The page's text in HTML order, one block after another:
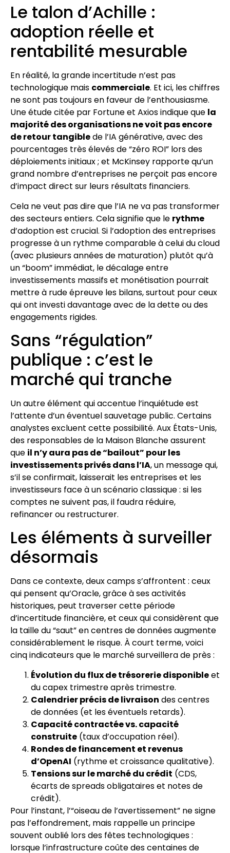
Le talon d’Achille :
adoption réelle et
rentabilité mesurable
En réalité, la grande incertitude n’est pas
technologique mais commerciale. Et ici, les chiffres
ne sont pas toujours en faveur de l’enthousiasme.
Une étude citée par Fortune et Axios indique que la
majorité des organisations ne voit pas encore
de retour tangiblede l’IA générative, avec des
pourcentages très élevés de “zéro ROI” lors des
déploiements initiaux ; et McKinsey rapporte qu’un
grand nombre d’entreprises ne perçoit pas encore
d’impact direct sur leurs résultats financiers.
Cela ne veut pas dire que l’IA ne va pas transformer
des secteurs entiers. Cela signifie que le rythme
d’adoption est crucial. Si l’adoption des entreprises
progresse à un rythme comparable à celui du cloud
(avec plusieurs années de maturation) plutôt qu’à
un “boom” immédiat, le décalage entre
investissements massifs et monétisation pourrait
mettre à rude épreuve les bilans, surtout pour ceux
qui ont investi davantage avec de la dette ou des
engagements rigides.
Sans “régulation”
publique : c’est le
marché qui tranche
Un autre élément qui accentue l’inquiétude est
l’attente d’un éventuel sauvetage public. Certains
analystes excluent cette possibilité. Aux États-Unis,
des responsables de la Maison Blanche assurent
que il n’y aura pas de “bailout” pour les
investissements privés dans l’IA, un message qui,
s’il se confirmait, laisserait les entreprises et les
investisseurs face à un scénario classique : si les
comptes ne suivent pas, il faudra réduire,
refinancer ou restructurer.
Les éléments à surveiller
désormais
Dans ce contexte, deux camps s’affrontent : ceux
qui pensent qu’Oracle, grâce à ses activités
historiques, peut traverser cette période
d’incertitude financière, et ceux qui considèrent que
la taille du “saut” en centres de données augmente
considérablement le risque. À court terme, voici
cinq indicateurs que le marché surveillera de près :
Évolution du flux de trésorerie disponibleet
du capex trimestre après trimestre.
Calendrier précis de livraison des centres
de données (et les éventuels retards).
Capacité contractée vs. capacité
construite (taux d’occupation réel).
Rondes de financement et revenus
d’OpenAI (rythme et croissance qualitative).
Tensions sur le marché du crédit (CDS,
écarts de spreads obligataires et notes de
crédit).
Pour l’instant, l’“oiseau de l’avertissement” ne signe
pas l’effondrement, mais rappelle un principe
souvent oublié lors des fêtes technologiques :
lorsque l’infrastructure coûte des centaines de